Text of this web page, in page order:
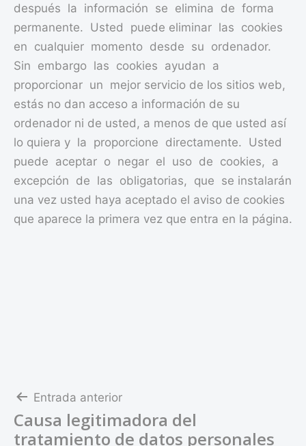
después la información se elimina de forma
permanente. Usted puede eliminar las cookies
en cualquier momento desde su ordenador.
Sin embargo las cookies ayudan a
proporcionar un mejor servicio de los sitios web,
estás no dan acceso a información de su
ordenador ni de usted, a menos de que usted así
lo quiera y la proporcione directamente. Usted
puede aceptar o negar el uso de cookies, a
excepción de las obligatorias, que se instalarán
una vez usted haya aceptado el aviso de cookies
que aparece la primera vez que entra en la página.
Navegación
de
Entrada anterior
Causa legitimadora del
tratamiento de datos personales